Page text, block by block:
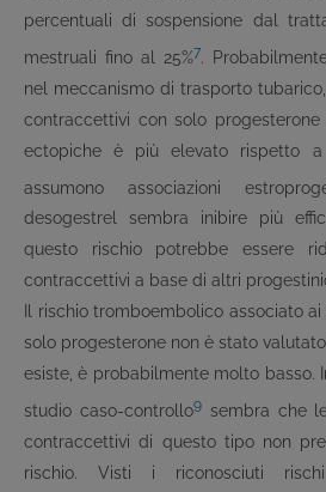
percentuali di sospensione dal
mestruali fino al 25%7.
nel meccanismo di trasporto
contraccettivi con solo
ectopiche è più elevato rispetto
assumono associazioni
desogestrel sembra inibire più
questo rischio potrebbe essere
contraccettivi a base di altri
Il rischio tromboembolico associato
solo progesterone non è stato
esiste, è probabilmente molto basso.
studio caso-controllo9sembra che
contraccettivi di questo tipo non
rischio. Visti i riconosciuti